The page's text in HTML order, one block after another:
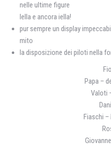
nelle ultime figure
Iella e ancora iella!
pur sempre un display
mito
la disposizione dei piloti nella
Papa –
Valoti
Fiaschi –